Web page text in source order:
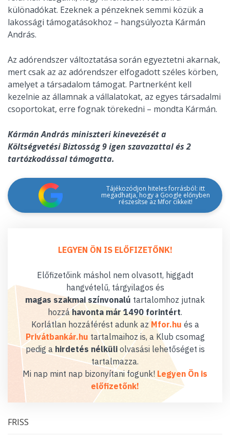
különadókat. Ezeknek a pénzeknek semmi közük a
lakossági támogatásokhoz – hangsúlyozta Kármán
András.
Az adórendszer változtatása során egyeztetni akarnak,
mert csak az az adórendszer elfogadott széles körben,
amelyet a társadalom támogat. Partnerként kell
kezelnie az államnak a vállalatokat, az egyes társadalmi
csoportokat, erre fognak törekedni – mondta Kármán.
Kármán András miniszteri kinevezését a
Költségvetési Biztosság 9 igen szavazattal és 2
tartózkodással támogatta.
Tájékozódjon hiteles forrásból: itt
megadhatja, hogy a Google előnyben
részesítse az Mfor cikkeit!
LEGYEN ÖN IS ELŐFIZETŐNK!
Előfizetőink máshol nem olvasott, higgadt
hangvételű, tárgyilagos és
magas szakmai színvonalú tartalomhoz jutnak
hozzáhavonta már 1490 forintért.
Korlátlan hozzáférést adunk az Mfor.hu és a
Privátbankár.hu tartalmaihoz is, a Klub csomag
pedig a hirdetés nélküliolvasási lehetőséget is
tartalmazza.
Mi nap mint nap bizonyítani fogunk! Legyen Ön is
előfizetőnk!
FRISS